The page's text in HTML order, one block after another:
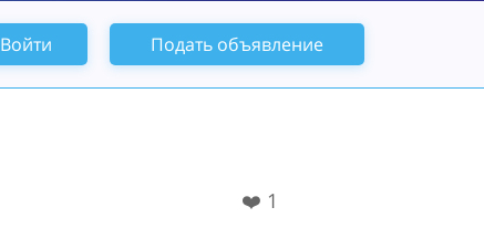
Войти Подать объявление
❤️ 1